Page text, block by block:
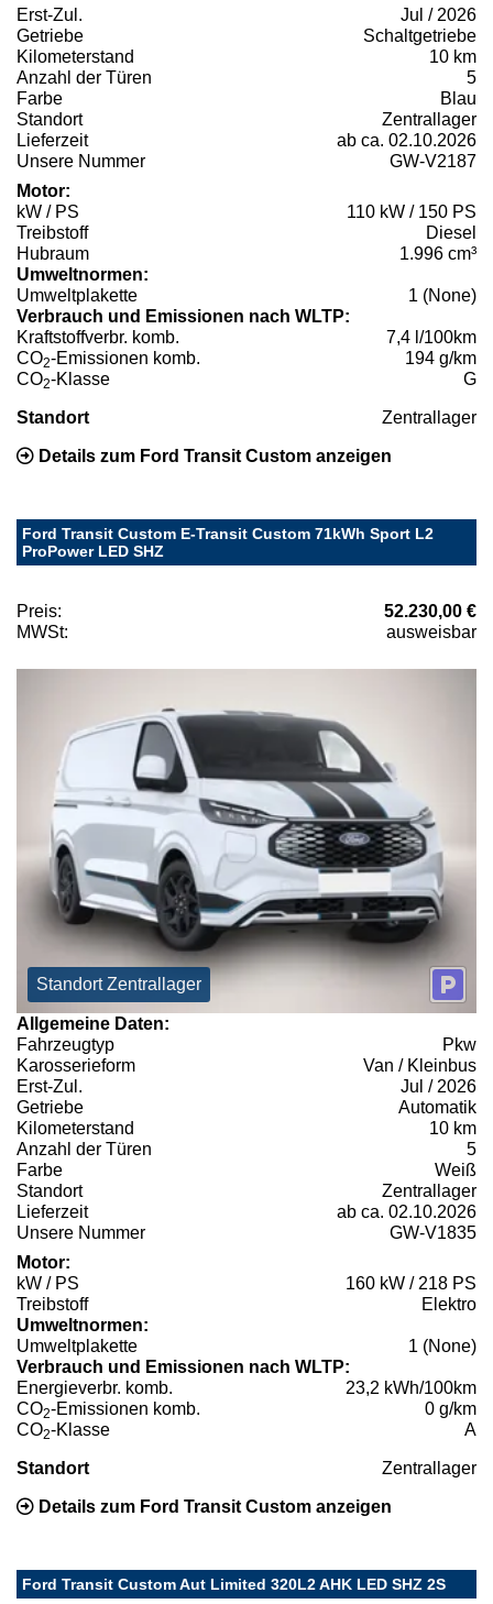
Erst-Zul.
Jul / 2026
Getriebe
Schaltgetriebe
Kilometerstand
10 km
Anzahl der Türen
5
Farbe
Blau
Standort
Zentrallager
Lieferzeit
ab ca. 02.10.2026
Unsere Nummer
GW-V2187
Motor:
kW / PS
110 kW / 150 PS
Treibstoff
Diesel
Hubraum
1.996 cm³
Umweltnormen:
Umweltplakette
1 (None)
Verbrauch und Emissionen nach WLTP:
Kraftstoffverbr. komb.
7,4 l/100km
CO2-Emissionen komb.
194 g/km
CO2-Klasse G
Standort Zentrallager
Details zum Ford Transit Custom anzeigen
Ford Transit Custom E-Transit Custom 71kWh Sport L2
ProPower LED SHZ
Preis:
52.230,00 €
MWSt:
ausweisbar
Standort Zentrallager
Allgemeine Daten:
Fahrzeugtyp
Pkw
Karosserieform
Van / Kleinbus
Erst-Zul.
Jul / 2026
Getriebe
Automatik
Kilometerstand
10 km
Anzahl der Türen
5
Farbe
Weiß
Standort
Zentrallager
Lieferzeit
ab ca. 02.10.2026
Unsere Nummer
GW-V1835
Motor:
kW / PS
160 kW / 218 PS
Treibstoff
Elektro
Umweltnormen:
Umweltplakette
1 (None)
Verbrauch und Emissionen nach WLTP:
Energieverbr. komb.
23,2 kWh/100km
CO2-Emissionen komb.
0 g/km
CO2-Klasse A
Standort Zentrallager
Details zum Ford Transit Custom anzeigen
Ford Transit Custom Aut Limited 320L2 AHK LED SHZ 2S